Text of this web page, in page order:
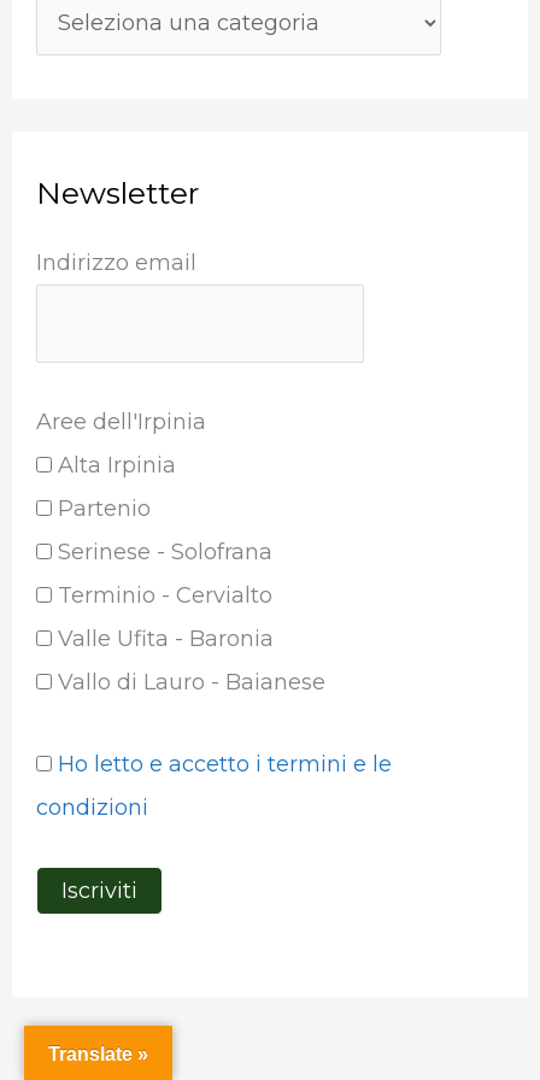
Newsletter
Indirizzo email
Aree dell'Irpinia
Alta Irpinia
Partenio
Serinese - Solofrana
Terminio - Cervialto
Valle Ufita - Baronia
Vallo di Lauro - Baianese
Ho letto e accetto i termini e le
condizioni
Translate »